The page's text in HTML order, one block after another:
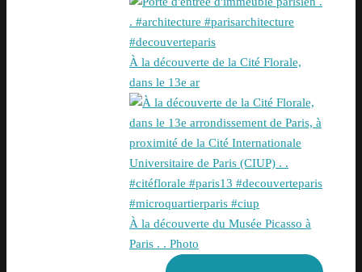
À la découverte de la Cité Florale,
dans le 13e ar
À la découverte du Musée Picasso à
Paris . . Photo